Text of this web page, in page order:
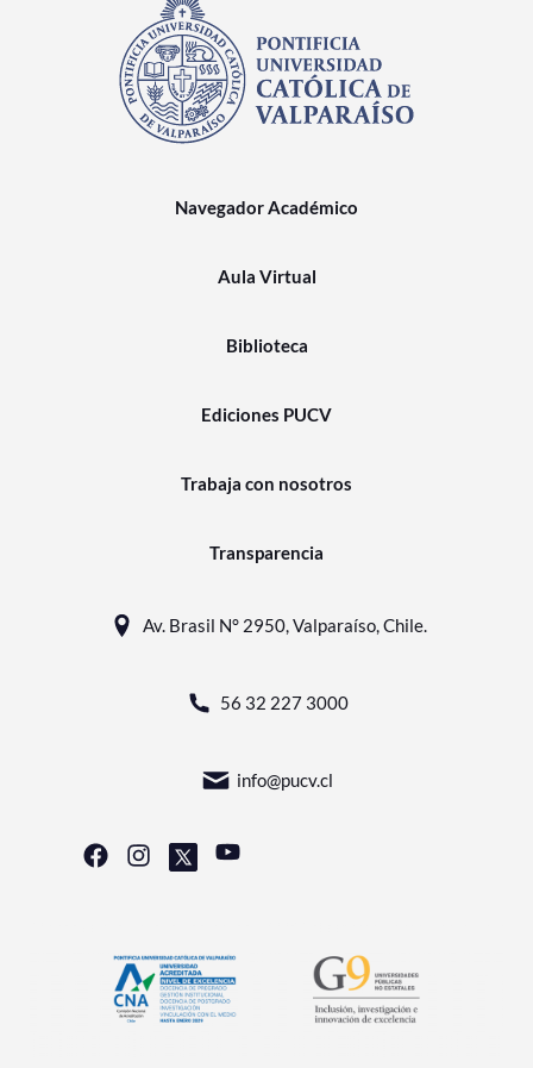
Navegador Académico
Aula Virtual
Biblioteca
Ediciones PUCV
Trabaja con nosotros
Transparencia
Av. Brasil N° 2950, Valparaíso, Chile.
56 32 227 3000
info@pucv.cl